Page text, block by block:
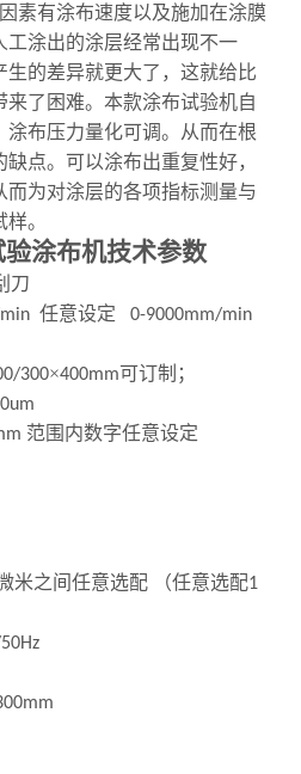
素有涂布速度以及施加在涂膜
工涂出的涂层经常出现不一
生的差异就更大了，这就给比
来了困难。本款涂布试验机自
涂布压力量化可调。 从而在根
点。可以涂布出重复性好，
为对涂层的各项指标测量与
。
涂布机技术参数
刀
min任意设定 0-9000mm/min
300×400mm可订制 ；
范围内数字任意设定
米之间任意选配 （任意选配1